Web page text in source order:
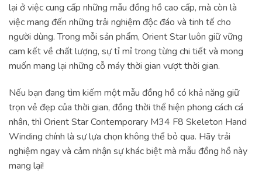
lại ở việc cung cấp những mẫu đồng hồ cao cấp, mà còn là
việc mang đến những trải nghiệm độc đáo và tinh tế cho
người dùng. Trong mỗi sản phẩm, Orient Star luôn giữ vững
cam kết về chất lượng, sự tỉ mỉ trong từng chi tiết và mong
muốn mang lại những cỗ máy thời gian vượt thời gian.
Nếu bạn đang tìm kiếm một mẫu đồng hồ có khả năng giữ
trọn vẻ đẹp của thời gian, đồng thời thể hiện phong cách cá
nhân, thì Orient Star Contemporary M34 F8 Skeleton Hand
Winding chính là sự lựa chọn không thể bỏ qua. Hãy trải
nghiệm ngay và cảm nhận sự khác biệt mà mẫu đồng hồ này
mang lại!